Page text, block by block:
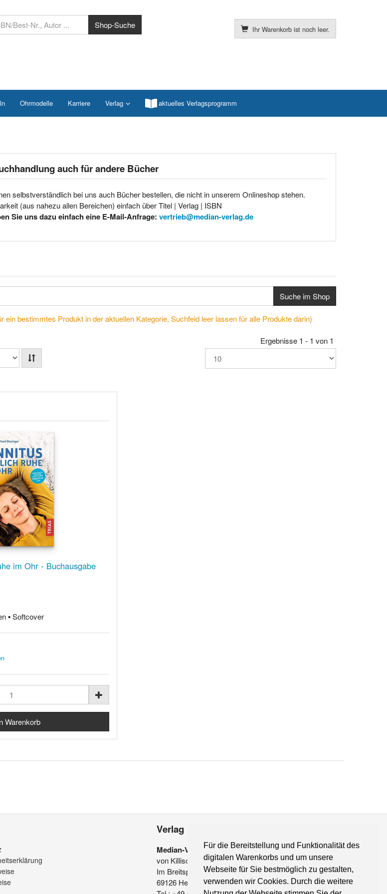
Für die Bereitstellung und Funktionalität des
digitalen Warenkorbs und um unsere
Webseite für Sie bestmöglich zu gestalten,
verwenden wir Cookies. Durch die weitere
Ihr Warenkorb ist noch leer.
Ohrmodelle Karriere Verlag aktuelles Verlagsprogramm
auch für andere Bücher
selbstverständlich bei uns auch Bücher bestellen, die nicht in unserem Onlineshop stehen.
(aus nahezu allen Bereichen) einfach über Titel | Verlag | ISBN
Sie uns dazu einfach eine E-Mail-Anfrage: vertrieb@median-verlag.de
Suche im Shop
ein bestimmtes Produkt in der aktuellen Kategorie, Suchfeld leer lassen für alle Produkte darin)
Ergebnisse 1 - 1 von 1
im Ohr - Buchausgabe
▪ Softcover
Verlag
Median-Verlag
von Killisch-Horn GmbH
Im Breitspiel 11 a
69126 Heidelberg